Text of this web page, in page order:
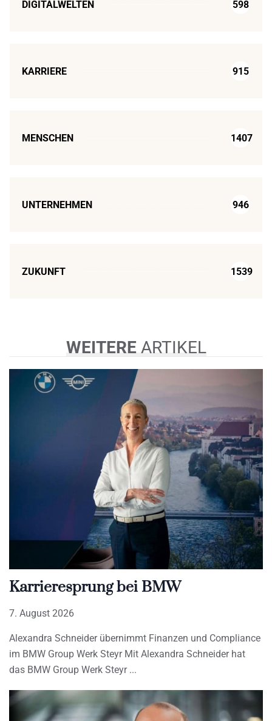
DIGITALWELTEN 598
KARRIERE 915
MENSCHEN 1407
UNTERNEHMEN 946
ZUKUNFT 1539
WEITEREARTIKEL
Karrieresprung bei BMW
7. August 2026
Alexandra Schneider übernimmt Finanzen und Compliance
im BMW Group Werk Steyr Mit Alexandra Schneider hat
das BMW Group Werk Steyr